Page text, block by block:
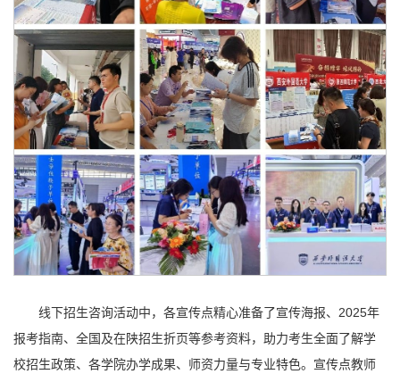
线下招生咨询活动中，各宣传点精心准备了宣传海报、2025年
报考指南、全国及在陕招生折页等参考资料，助力考生全面了解学
校招生政策、各学院办学成果、师资力量与专业特色。宣传点教师